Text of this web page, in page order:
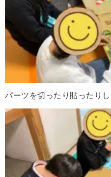
パーツを切ったり貼ったり